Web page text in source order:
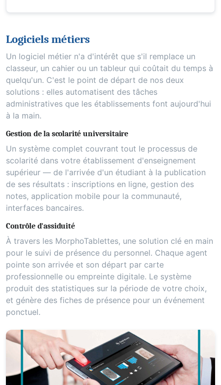
Logiciels métiers
Un logiciel métier n'a d'intérêt que s'il remplace un
classeur, un cahier ou un tableur qui coûtait du temps à
quelqu'un. C'est le point de départ de nos deux
solutions : elles automatisent des tâches
administratives que les établissements font aujourd'hui
à la main.
Gestion de la scolarité universitaire
Un système complet couvrant tout le processus de
scolarité dans votre établissement d'enseignement
supérieur — de l'arrivée d'un étudiant à la publication
de ses résultats : inscriptions en ligne, gestion des
notes, application mobile pour la communauté,
interfaces bancaires.
Contrôle d'assiduité
À travers les MorphoTablettes, une solution clé en main
pour le suivi de présence du personnel. Chaque agent
pointe son arrivée et son départ par carte
professionnelle ou empreinte digitale. Le système
produit des statistiques sur la période de votre choix,
et génère des fiches de présence pour un événement
ponctuel.